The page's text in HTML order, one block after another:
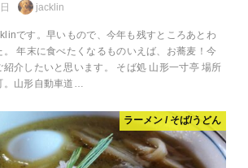
jacklin
です。早いもので、今年も残すところあとわ
。 年末に食べたくなるものいえば、お蕎麦！今
紹介したいと思います。 そば処 山形一寸亭 場所
。山形自動車道…
ラーメン / そば/うどん